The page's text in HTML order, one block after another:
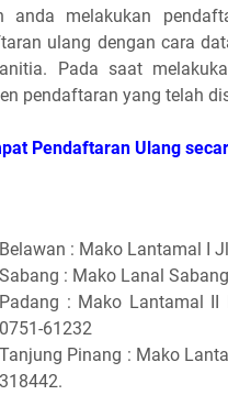
anda melakukan
ulang dengan cara
Pada saat
pendaftaran yang telah
Pendaftaran Ulang
Belawan : Mako Lantamal I
Sabang : Mako Lanal
Padang : Mako Lantamal II
0751-61232
Tanjung Pinang : Mako
318442.